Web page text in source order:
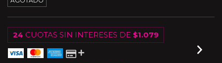
24 CUOTAS SIN INTERESES DE $1.079